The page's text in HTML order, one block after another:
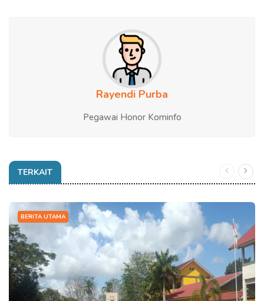
Rayendi Purba
Pegawai Honor Kominfo
TERKAIT
BERITA UTAMA